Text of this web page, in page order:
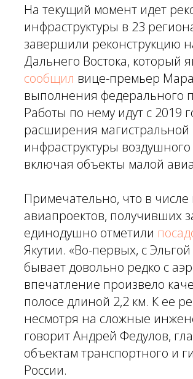
На текущий момент идет
инфраструктуры в 23
завершили реконструкцию
Дальнего Востока, который
сообщил вице-премьер
выполнения федерального
Работы по нему идут с 2019
расширения
инфраструктуры воздушного
включая объекты малой
Примечательно, что в
авиапроектов, получивших
единодушно отметили
Якутии. «Во-первых, с
бывает довольно редко с
впечатление произвело
полосе длиной 2,2 км. К ее
несмотря на сложные
говорит Андрей Федулов,
объектам транспортного и
России.